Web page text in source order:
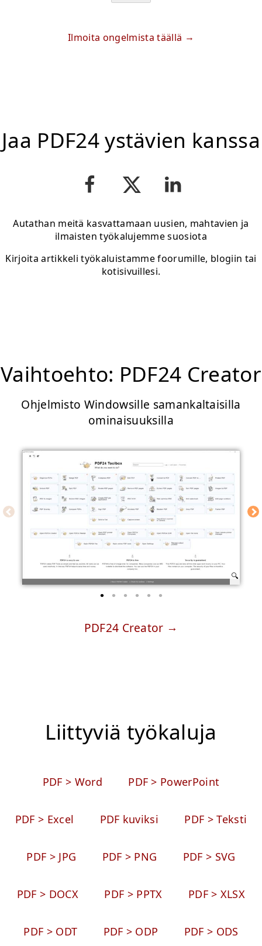
Ilmoita ongelmista täällä
Jaa PDF24 ystävien kanssa
Autathan meitä kasvattamaan uusien, mahtavien ja
ilmaisten työkalujemme suosiota
Kirjoita artikkeli työkaluistamme foorumille, blogiin tai
kotisivuillesi.
Vaihtoehto: PDF24 Creator
Ohjelmisto Windowsille samankaltaisilla
ominaisuuksilla
PDF24 Creator
Liittyviä työkaluja
PDF > Word PDF > PowerPoint
PDF > Excel PDF kuviksi PDF > Teksti
PDF > JPG PDF > PNG PDF > SVG
PDF > DOCX PDF > PPTX PDF > XLSX
PDF > ODT PDF > ODP PDF > ODS